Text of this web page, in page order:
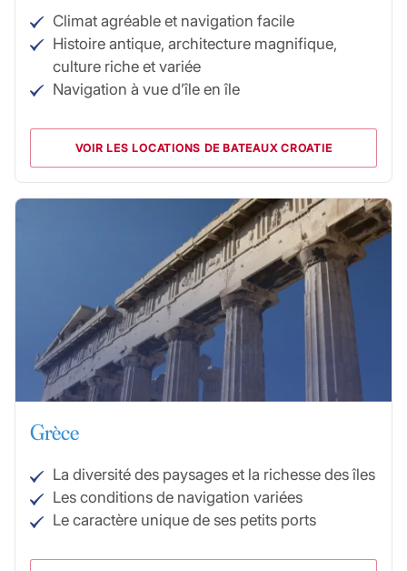
Climat agréable et navigation facile
Histoire antique, architecture magnifique,
culture riche et variée
Navigation à vue d’île en île
VOIR LES LOCATIONS DE BATEAUX CROATIE
Grèce
La diversité des paysages et la richesse des îles
Les conditions de navigation variées
Le caractère unique de ses petits ports